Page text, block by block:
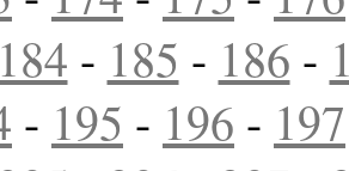
184 - 185 - 186 -
- 195 - 196 - 197